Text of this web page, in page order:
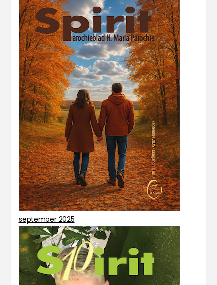
september 2025